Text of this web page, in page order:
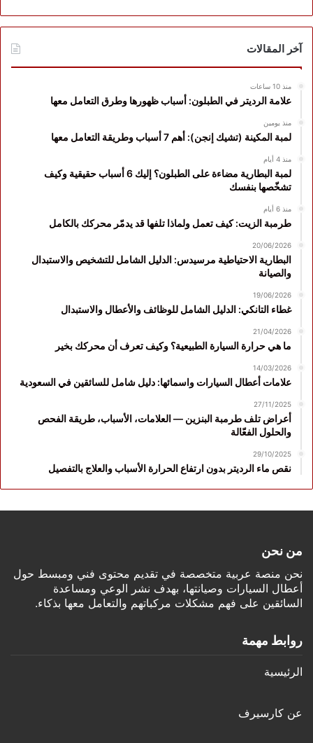
آخر المقالات
منذ 10 ساعات
علامة الرديتر في الطبلون: أسباب ظهورها وطرق التعامل معها
منذ يومين
لمبة المكينة (تشيك إنجن): أهم 7 أسباب وطريقة التعامل معها
منذ 4 أيام
لمبة البطارية مضاءة على الطبلون؟ إليك 6 أسباب حقيقية وكيف
تشخّصها بنفسك
منذ 6 أيام
طرمبة الزيت: كيف تعمل ولماذا تلفها قد يدمّر محركك بالكامل
20/06/2026
البطارية الاحتياطية مرسيدس: الدليل الشامل للتشخيص والاستبدال
والصيانة
19/06/2026
غطاء التانكي: الدليل الشامل للوظائف والأعطال والاستبدال
21/04/2026
ما هي حرارة السيارة الطبيعية؟ وكيف تعرف أن محركك بخير
14/03/2026
علامات أعطال السيارات واسمائها: دليل شامل للسائقين في السعودية
27/11/2025
أعراض تلف طرمبة البنزين — العلامات، الأسباب، طريقة الفحص
والحلول الفعّالة
29/10/2025
نقص ماء الرديتر بدون ارتفاع الحرارة الأسباب والعلاج بالتفصيل
من نحن
نحن منصة عربية متخصصة في تقديم محتوى فني ومبسط حول
أعطال السيارات وصيانتها، بهدف نشر الوعي ومساعدة
السائقين على فهم مشكلات مركباتهم والتعامل معها بذكاء.
روابط مهمة
الرئيسية
عن كارسيرف